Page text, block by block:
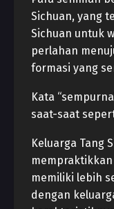
Sichuan, yang
Sichuan untuk
perlahan
formasi yang
Kata
saat-saat
Keluarga Tang
memiliki lebih
dengan